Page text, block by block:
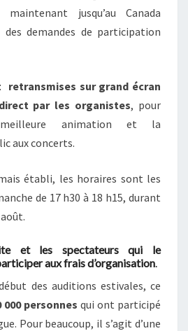
maintenant jusqu’au Canada
des demandes de participation
retransmises sur grand écran
par les organistes, pour
animation et la
aux concerts.
établi, les horaires sont les
de 17 h30 à 18 h15, durant
et les spectateurs qui le
aux frais d’organisation.
des auditions estivales, ce
000 personnes qui ont participé
Pour beaucoup, il s’agit d’une